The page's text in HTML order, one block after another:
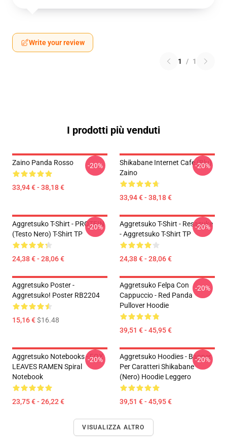
Write your review
1 / 1
I prodotti più venduti
Zaino Panda Rosso
33,94 € - 38,18 €
-20%
Shikabane Internet Cafe (blu)
Zaino
33,94 € - 38,18 €
-20%
Aggretsuko T-Shirt - PROTEIN
(testo Nero) T-Shirt TP
24,38 € - 28,06 €
-20%
Aggretsuko T-Shirt - Resasuke
- Aggretsuko T-Shirt TP
24,38 € - 28,06 €
-20%
Aggretsuko Poster -
Aggretsuko! Poster RB2204
15,16 €$16.48
Aggretsuko Felpa Con
Cappuccio - Red Panda
Pullover Hoodie
39,51 € - 45,95 €
-20%
Aggretsuko Notebooks - FOX
LEAVES RAMEN Spiral
Notebook
23,75 € - 26,22 €
-20%
Aggretsuko Hoodies - Banner
Per Caratteri Shikabane
(nero) Hoodie Leggero
39,51 € - 45,95 €
-20%
VISUALIZZA ALTRO